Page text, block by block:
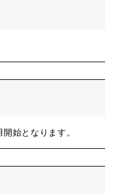
始となります。